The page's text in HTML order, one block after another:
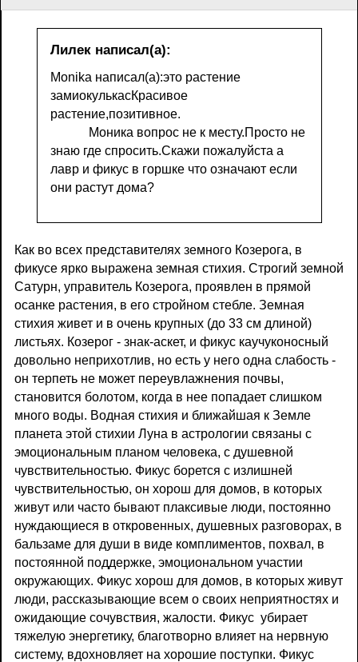
Лилек написал(а):
Monika написал(а):это растение
замиокулькасКрасивое
растение,позитивное.
Моника вопрос не к месту.Просто не
знаю где спросить.Скажи пожалуйста а
лавр и фикус в горшке что означают если
они растут дома?
Как во всех представителях земного Козерога, в
фикусе ярко выражена земная стихия. Строгий земной
Сатурн, управитель Козерога, проявлен в прямой
осанке растения, в его стройном стебле. Земная
стихия живет и в очень крупных (до 33 см длиной)
листьях. Козерог - знак-аскет, и фикус каучуконосный
довольно неприхотлив, но есть у него одна слабость -
он терпеть не может переувлажнения почвы,
становится болотом, когда в нее попадает слишком
много воды. Водная стихия и ближайшая к Земле
планета этой стихии Луна в астрологии связаны с
эмоциональным планом человека, с душевной
чувствительностью. Фикус борется с излишней
чувствительностью, он хорош для домов, в которых
живут или часто бывают плаксивые люди, постоянно
нуждающиеся в откровенных, душевных разговорах, в
бальзаме для души в виде комплиментов, похвал, в
постоянной поддержке, эмоциональном участии
окружающих. Фикус хорош для домов, в которых живут
люди, рассказывающие всем о своих неприятностях и
ожидающие сочувствия, жалости. Фикус убирает
тяжелую энергетику, благотворно влияет на нервную
систему, вдохновляет на хорошие поступки. Фикус